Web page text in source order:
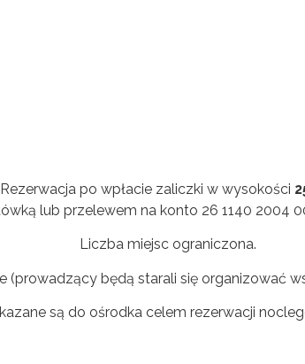
Rezerwacja po wpłacie zaliczki w wysokości
lub przelewem na konto 26 1140 2004
Liczba miejsc ograniczona.
(prowadzący będą starali się organizować
są do ośrodka celem rezerwacji